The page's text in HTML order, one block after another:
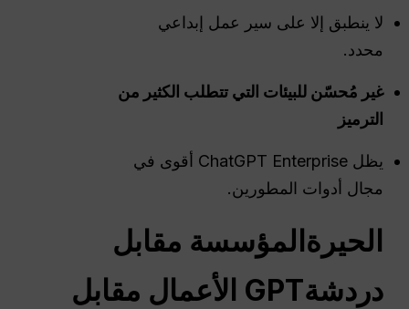
لا ينطبق إلا على سير عمل إبداعي
محدد.
غير مُحسّن للبيئات التي تتطلب الكثير من
الترميز
يظل ChatGPT Enterprise أقوى في
مجال أدوات المطورين.
الحيرةالمؤسسة مقابل
دردشةGPT
الأعمال مقابل